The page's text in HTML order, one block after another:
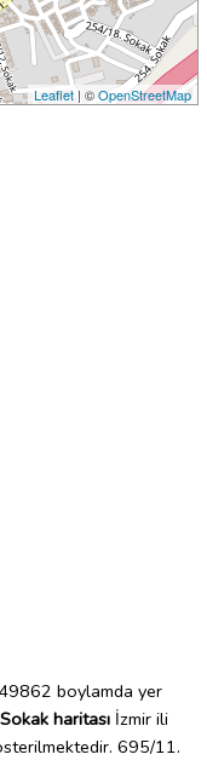
Leaflet| ©OpenStreetMap
boylamda yer
haritası İzmir ili
695/11.